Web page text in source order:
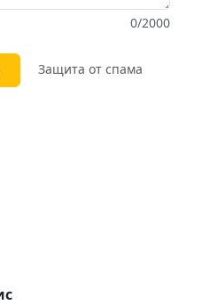
0/2000
Защита от спама